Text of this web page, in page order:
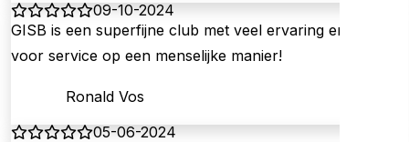
09-10-2024
GISB is een superfijne club met veel ervaring en oog
voor service op een menselijke manier!
Ronald Vos
05-06-2024